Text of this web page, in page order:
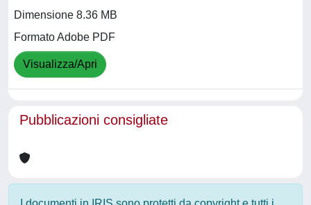
Dimensione 8.36 MB
Formato Adobe PDF
Visualizza/Apri
Pubblicazioni consigliate